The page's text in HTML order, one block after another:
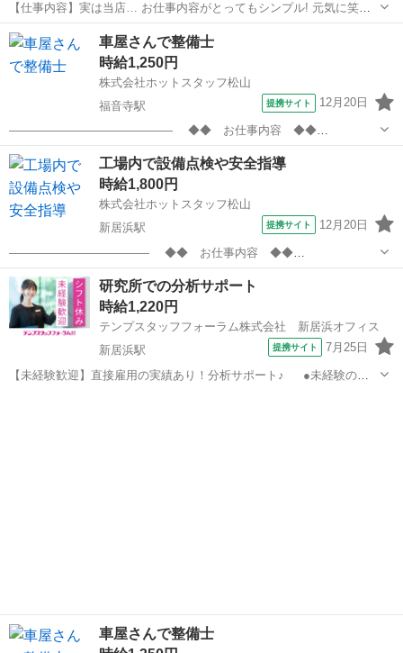
【仕事内容】実は当店… お仕事内容がとってもシンプル! 元気に笑顔
でご挨拶 ドリンクを作ってご提供 みんなでワイワイおしゃべり たま
～におねだりしてみたり? たとえナイトワーク経験ゼロでもご安心く
ださい スタッフがイチからレクチャ...
アルバイト・パート
車屋さんで整備士
時給1,250円
株式会社ホットスタッフ松山
福音寺駅
提携サイト 12月20日
—————————————— ◆◆ お仕事内容 ◆◆
—————————————— 車屋さんで整備士のお仕事です♪ ［1］
車検整備やオイル交換をします。 (タイヤの着脱や、修理等)
［2］整備内容をお客様に説明 ...
愛媛 松山市 福音寺駅 その他
工場内で設備点検や安全指導
時給1,800円
株式会社ホットスタッフ松山
新居浜駅
提携サイト 12月20日
———————————— ◆◆ お仕事内容 ◆◆
———————————— 大手グループ企業の工場内でのお仕事です
◎ 【プラントエンジニア】 現場で使われる工具や設備の点検等行いま
す!! もし問題点があれば社員さん...
愛媛 新居浜市 新居浜駅 その他
研究所での分析サポート
時給1,220円
テンプスタッフフォーラム株式会社 新居浜オフィス
新居浜駅
提携サイト 7月25日
【未経験歓迎】直接雇用の実績あり！分析サポート♪ ●未経験の方
車屋さんで整備士